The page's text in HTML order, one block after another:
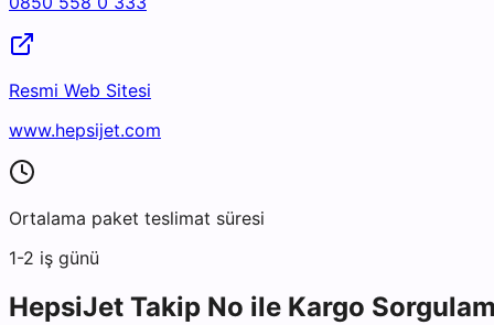
Resmi Web Sitesi
www.hepsijet.com
Ortalama paket teslimat süresi
1-2 iş günü
HepsiJet Takip No ile Kargo